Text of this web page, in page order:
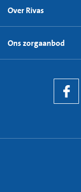
Over Rivas
Ons zorgaanbod